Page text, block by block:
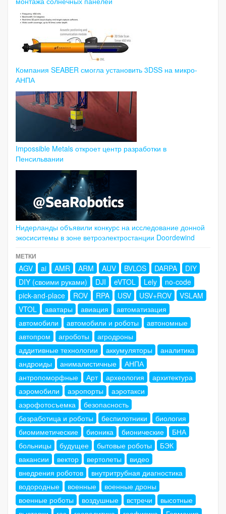
Компания SEABER смогла установить 3DSS на микро-
АНПА
Impossible Metals откроет центр разработки в
Пенсильвании
Нидерланды объявили конкурс на исследование донной
экосиситемы в зоне ветроэлектростанции Doordewind
МЕТКИ
AGV ai AMR ARM AUV BVLOS DARPA
DIY
DIY (своими руками)
DJI eVTOL Lely
no-code
pick-and-place
ROV RPA USV USV+ROV
VSLAM
VTOL
аватары авиация
автоматизация
автомобили
автомобили и роботы
автономные
автопром
агроботы
агродроны
аддитивные технологии
аккумуляторы
аналитика
андроиды
анималистичные
АНПА
антропоморфные
Арт археология
архитектура
аэромобили
аэропорты
аэротакси
аэрофотосъемка
безопасность
безработица и роботы
беспилотники
биология
биомиметические
бионика бионические
БНА
больницы
будущее бытовые роботы
БЭК
вакансии
вектор вертолеты
видео
внедрения роботов
внутритрубная диагностика
водородные
военные
военные дроны
военные роботы
воздушные встречи
высотные